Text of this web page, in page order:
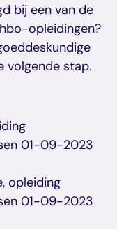
bij een van de
opleidingen?
volgende stap.
01-09-2023
opleiding
01-09-2023